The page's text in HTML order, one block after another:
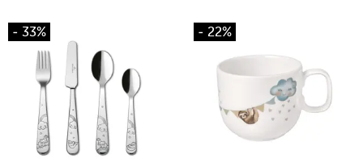
- 33% - 22%